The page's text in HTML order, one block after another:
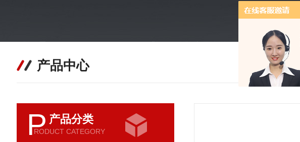
产品中心
P 产品分类
RODUCT CATEGORY